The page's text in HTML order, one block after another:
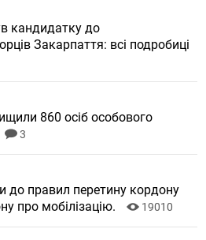
кандидатку до
Закарпаття: всі подробиці
860 осіб особового
3
до правил перетину кордону
про мобілізацію.
19010